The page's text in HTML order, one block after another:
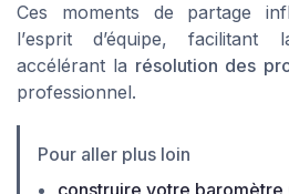
Ces moments de partage
l’esprit d’équipe, facilitant
accélérant la résolution des
professionnel.
Pour aller plus loin